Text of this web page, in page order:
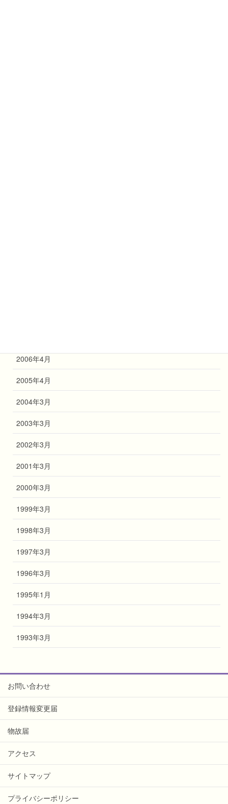
2006年4月
2005年4月
2004年3月
2003年3月
2002年3月
2001年3月
2000年3月
1999年3月
1998年3月
1997年3月
1996年3月
1995年1月
1994年3月
1993年3月
お問い合わせ
登録情報変更届
物故届
アクセス
サイトマップ
プライバシーポリシー